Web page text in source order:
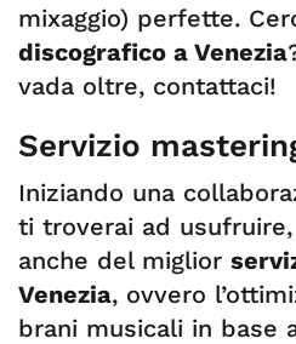
mixaggio) perfette.
discografico a Venezia
vada oltre, contattaci!
Servizio
Iniziando una
ti troverai ad
anche del miglior
Venezia, ovvero
brani musicali in base